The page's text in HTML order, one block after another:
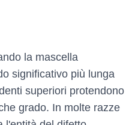
la mascella
significativo più lunga
superiori protendono
grado. In molte razze